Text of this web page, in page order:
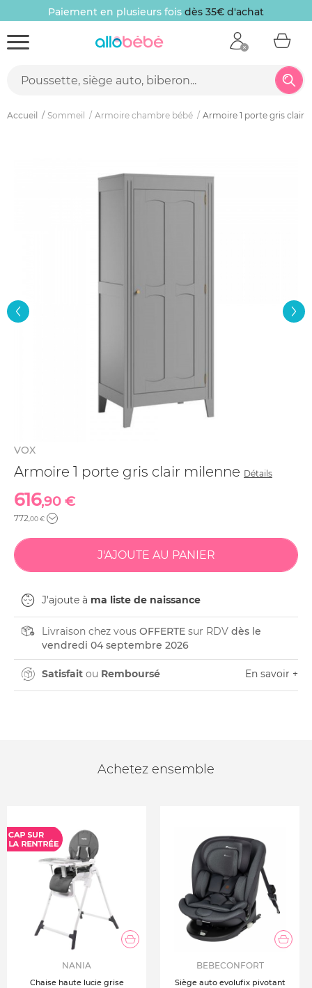
Paiement en plusieurs fois dès 35€ d'achat
Accueil Sommeil Armoire chambre bébé Armoire 1 porte gris clair
VOX
Armoire 1 porte gris clair milenne Détails
616,90 €
772,00 €
J'ajoute à ma liste de naissance
Livraison chez vous OFFERTE sur RDV dès le
vendredi 04 septembre 2026
Satisfait ou Remboursé En savoir +
Achetez ensemble
NANIA
Chaise haute lucie grise
BEBECONFORT
Siège auto evolufix pivotant